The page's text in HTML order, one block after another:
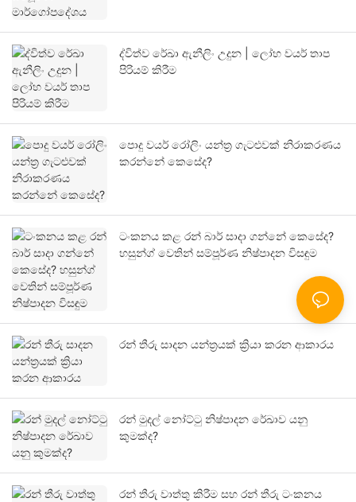
ද්විත්ව රේඛා ඇනීලිං උදුන | ලෝහ වයර් තාප
පිරියම් කිරීම
පොදු වයර් රෝලිං යන්ත්‍ර ගැටළුවක් නිරාකරණය
කරන්නේ කෙසේද?
ටංකනය කළ රන් බාර් සාදා ගන්නේ කෙසේද?
හසුන්ග් වෙතින් සම්පූර්ණ නිෂ්පාදන විසඳුම
රන් තීරු සාදන යන්ත්‍රයක් ක්‍රියා කරන ආකාරය
රන් මුදල් නෝට්ටු නිෂ්පාදන රේඛාව යනු
කුමක්ද?
රන් තීරු වාත්තු කිරීම සහ රන් තීරු ටංකනය